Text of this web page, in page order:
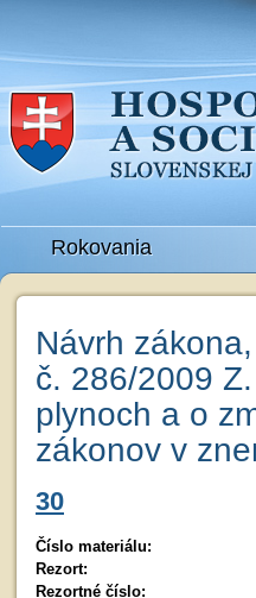
Rokovania
Návrh
č. 286/2009
plynoch a o
zákonov v
30
Číslo materiálu:
Rezort:
Rezortné číslo: